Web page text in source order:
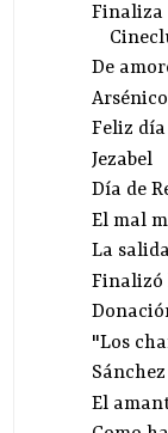
Finaliza
De
Feliz
Jezabel
Día de
El mal
La
Finalizó
"Los
El